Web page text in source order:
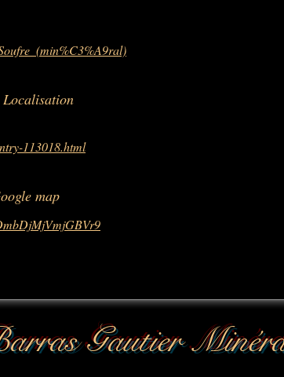
113018.html
map
Gautier